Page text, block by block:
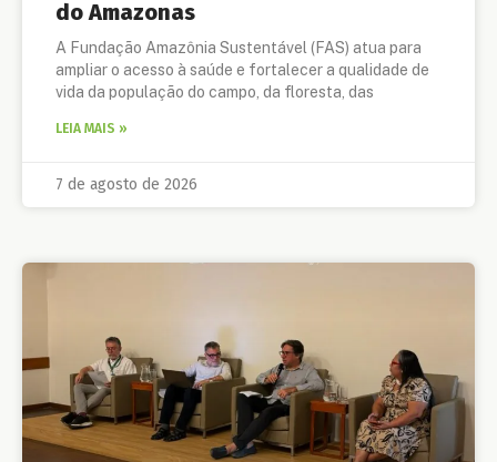
do Amazonas
A Fundação Amazônia Sustentável (FAS) atua para
ampliar o acesso à saúde e fortalecer a qualidade de
vida da população do campo, da floresta, das
LEIA MAIS »
7 de agosto de 2026